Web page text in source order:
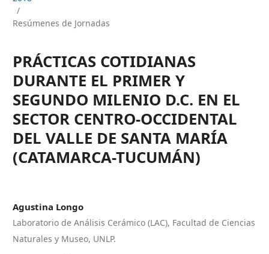
/
Resúmenes de Jornadas
PRÁCTICAS COTIDIANAS
DURANTE EL PRIMER Y
SEGUNDO MILENIO D.C. EN EL
SECTOR CENTRO-OCCIDENTAL
DEL VALLE DE SANTA MARÍA
(CATAMARCA-TUCUMÁN)
Agustina Longo
Laboratorio de Análisis Cerámico (LAC), Facultad de Ciencias
Naturales y Museo, UNLP.